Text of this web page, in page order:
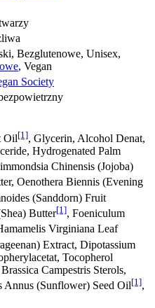
Bezglutenowe, Unisex,
, Vegan
Society
Oil[1], Glycerin, Alcohol Denat,
Hydrogenated Palm
Chinensis (Jojoba)
Oenothera Biennis (Evening
(Sanddorn) Fruit
Butter[1], Foeniculum
Virginiana Leaf
Extract, Dipotassium
Tocopherol
Campestris Sterols,
Annus (Sunflower) Seed Oil[1],